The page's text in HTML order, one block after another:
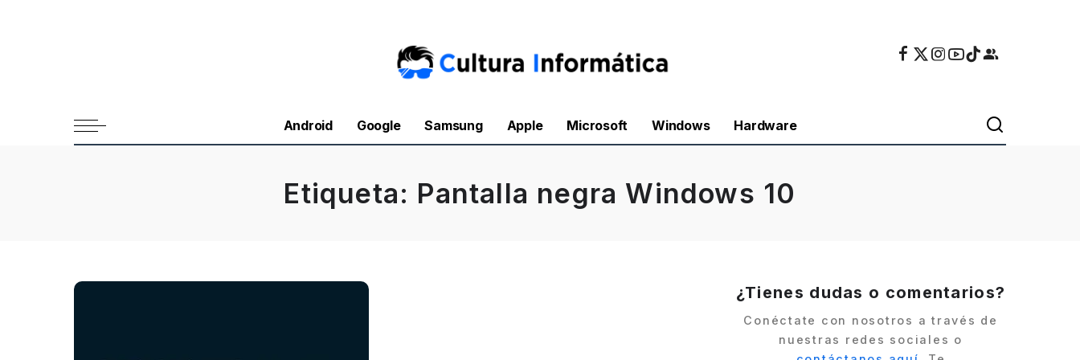
Android Google Samsung Apple Microsoft Windows Hardware
Etiqueta: Pantalla negra Windows 10
¿Tienes dudas o comentarios?
Conéctate con nosotros a través de
nuestras redes sociales o